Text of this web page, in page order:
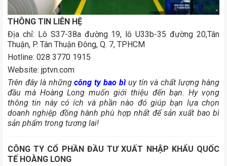
THÔNG TIN LIÊN HỆ
Địa chỉ: Lô S37-38a đường 19, lô U33b-35 đường 20,Tân
Thuận, P. Tân Thuận Đông, Q. 7, TPHCM
Hotline: 028 3770 1915
Website: jptvn.com
Trên đây là nhữngcông ty bao bìuy tín và chất lượng hàng
đầu mà Hoàng Long muốn giới thiệu đến bạn. Hy vọng
thông tin này có ích và phần nào đó giúp bạn lựa chọn
doanh nghiệp đồng hành phù hợp nhất để sản xuất bao bì
sản phẩm trong tương lai!
CÔNG TY CỔ PHẦN ĐẦU TƯ XUẤT NHẬP KHẨU QUỐC
TẾ HOÀNG LONG